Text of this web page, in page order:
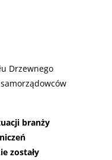
Drzewnego
branży
zostały